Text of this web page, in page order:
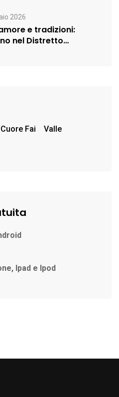
2026
e tradizioni:
nel Distretto
Fai
Valle
Ipad e Ipod